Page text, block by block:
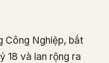
Công Nghiệp, bắt
18 và lan rộng ra